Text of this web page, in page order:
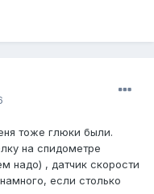
тоже глюки были.
на спидометре
надо) , датчик скорости
если столько